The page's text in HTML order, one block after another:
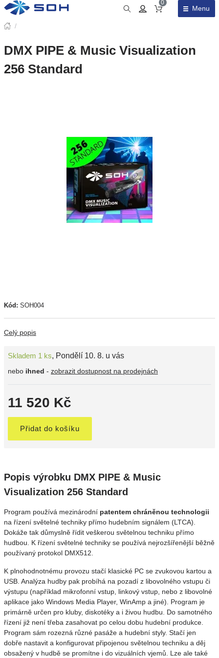
Obsah košíku
0
Menu
/
DMX PIPE & Music Visualization
256 Standard
Kód: SOH004
Celý popis
Skladem 1 ks, Pondělí 10. 8. u vás
nebo ihned - zobrazit dostupnost na prodejnách
11 520 Kč
Přidat do košíku
Popis výrobku DMX PIPE & Music
Visualization 256 Standard
Program používá mezinárodní patentem chráněnou technologii
na řízení světelné techniky přímo hudebním signálem (LTCA).
Dokáže tak důmyslně řídit veškerou světelnou techniku přímo
hudbou. K řízení světelné techniky se používá nejrozšířenější běžně
používaný protokol DMX512.
K plnohodnotnému provozu stačí klasické PC se zvukovou kartou a
USB. Analýza hudby pak probíhá na pozadí z libovolného vstupu či
výstupu (například mikrofonní vstup, linkový vstup, nebo z libovolné
aplikace jako Windows Media Player, WinAmp a jiné). Program je
primárně určen pro kluby, diskotéky a i živou hudbu. Do samotného
řízení již není třeba zasahovat po celou dobu hudební produkce.
Program sám rozezná různé pasáže a hudební styly. Stačí jen
dobře nastavit a konfigurovat připojenou světelnou techniku a děj
obsažený v hudbě se promítne i do vizuálních vjemů. Lze ale také